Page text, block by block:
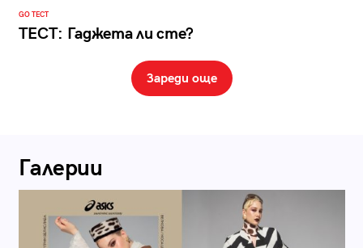
GO ТЕСТ
ТЕСТ: Гаджета ли сте?
Зареди още
Галерии